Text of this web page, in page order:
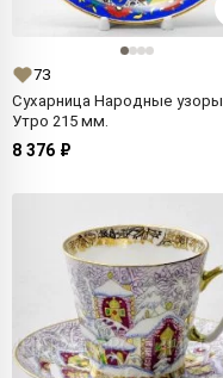
73
Сухарница Народные узоры
Утро 215 мм.
8 376 ₽